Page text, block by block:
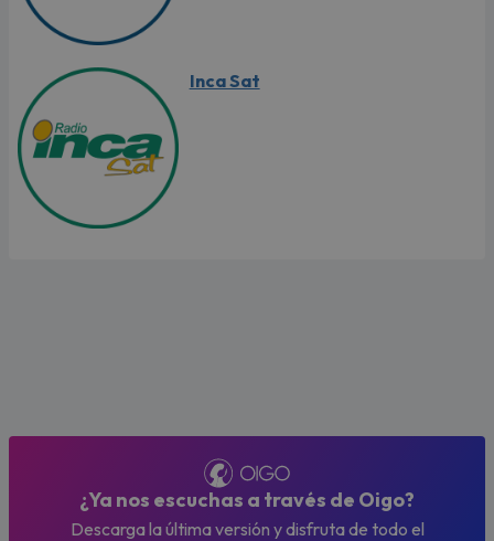
Inca Sat
¿Ya nos escuchas a través de Oigo?
Descarga la última versión y disfruta de todo el